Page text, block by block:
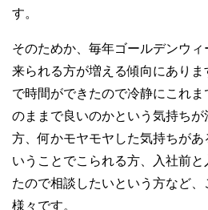
す。
そのためか、毎年ゴールデンウ
来られる方が増える傾向にあり
で時間ができたので冷静にこれ
のままで良いのかという気持ち
方、何かモヤモヤした気持ちが
いうことでこられる方、入社前
たので相談したいという方など
様々です。